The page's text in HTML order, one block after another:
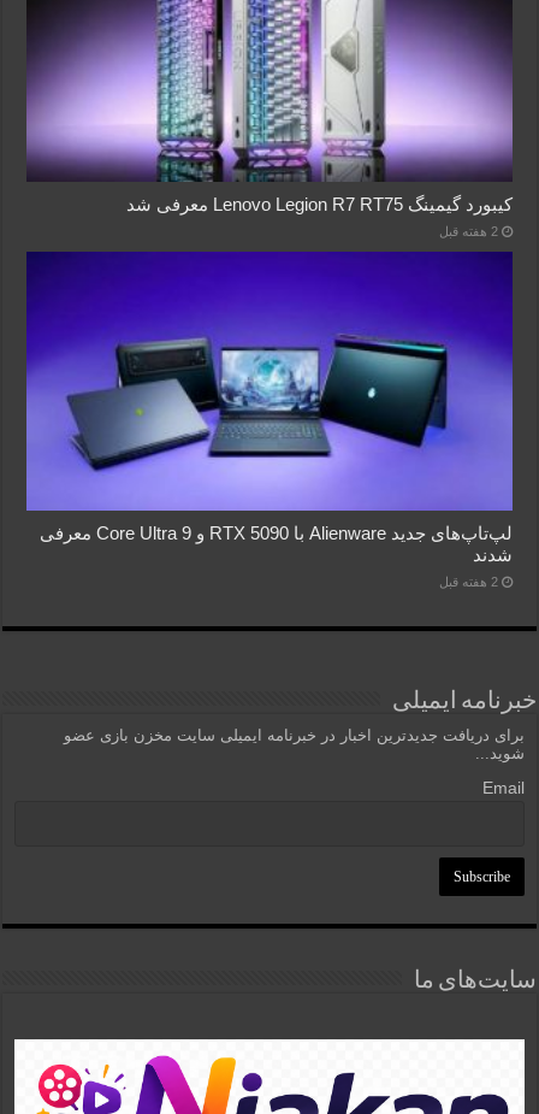
کیبورد گیمینگ Lenovo Legion R7 RT75 معرفی شد
2 هفته قبل
لپ‌تاپ‌های جدید Alienware با RTX 5090 و Core Ultra 9 معرفی
شدند
2 هفته قبل
خبرنامه ایمیلی
برای دریافت جدیدترین اخبار در خبرنامه ایمیلی سایت مخزن بازی عضو
شوید...
Email
سایت‌های ما